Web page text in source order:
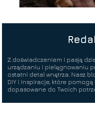
Z doświadczeniem i pasją
urządzaniu i pielęgnowaniu
ostatni detal wnętrza. Nasz
DIY i inspiracje, które
dopasowane do Twoich